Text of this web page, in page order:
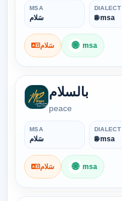
MSA
سَلام
DIALECT
🌐 msa
سَلام 🌐 msa
بالسلام
peace
MSA
سَلام
DIALECT
🌐 msa
سَلام 🌐 msa